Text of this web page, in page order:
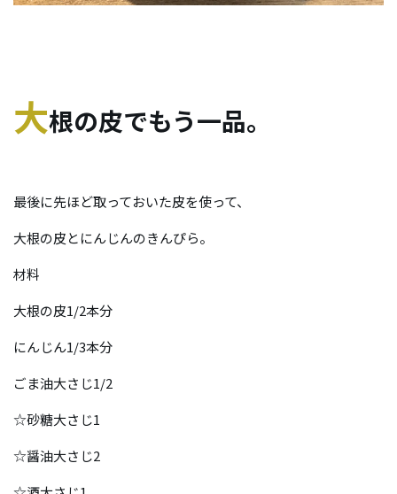
大根の皮でもう一品。
最後に先ほど取っておいた皮を使って、
大根の皮とにんじんのきんぴら。
材料
大根の皮1/2本分
にんじん1/3本分
ごま油大さじ1/2
☆砂糖大さじ1
☆醤油大さじ2